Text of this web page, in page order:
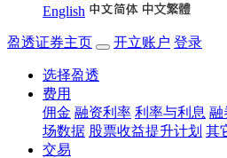
English
盈透证券主页 开立账户 登录
选择盈透
费用
佣金 融资利率 利率与利息 融
场数据 股票收益提升计划 其
交易